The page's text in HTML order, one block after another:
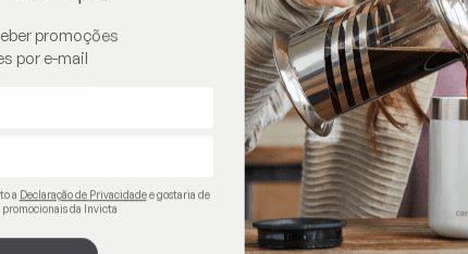
contigo
promoções
aDeclaração de Privacidade